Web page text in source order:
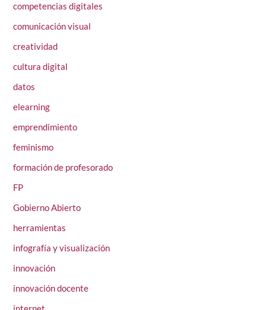
competencias digitales
comunicación visual
creatividad
cultura digital
datos
elearning
emprendimiento
feminismo
formación de profesorado
FP
Gobierno Abierto
herramientas
infografía y visualización
innovación
innovación docente